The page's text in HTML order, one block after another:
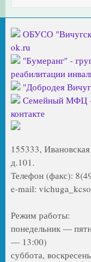
ОБУСО
ok.ru
"Бумеранг" -
реабилитации
"Добродея
Семейный МФЦ -
контакте
155333,
д.101.
Телефон (факс):
e-mail:
Режим работы:
понедельник —
— 13:00)
суббота,